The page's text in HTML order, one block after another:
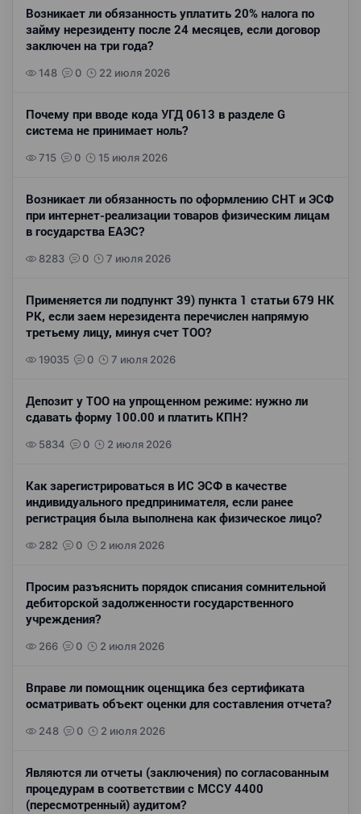
Возникает ли обязанность уплатить 20% налога по
займу нерезиденту после 24 месяцев, если договор
заключен на три года?
148 0 22 июля 2026
Почему при вводе кода УГД 0613 в разделе G
система не принимает ноль?
715 0 15 июля 2026
Возникает ли обязанность по оформлению СНТ и ЭСФ
при интернет-реализации товаров физическим лицам
в государства ЕАЭС?
8283 0 7 июля 2026
Применяется ли подпункт 39) пункта 1 статьи 679 НК
РК, если заем нерезидента перечислен напрямую
третьему лицу, минуя счет ТОО?
19035 0 7 июля 2026
Депозит у ТОО на упрощенном режиме: нужно ли
сдавать форму 100.00 и платить КПН?
5834 0 2 июля 2026
Как зарегистрироваться в ИС ЭСФ в качестве
индивидуального предпринимателя, если ранее
регистрация была выполнена как физическое лицо?
282 0 2 июля 2026
Просим разъяснить порядок списания сомнительной
дебиторской задолженности государственного
учреждения?
266 0 2 июля 2026
Вправе ли помощник оценщика без сертификата
осматривать объект оценки для составления отчета?
248 0 2 июля 2026
Являются ли отчеты (заключения) по согласованным
процедурам в соответствии с МССУ 4400
(пересмотренный) аудитом?